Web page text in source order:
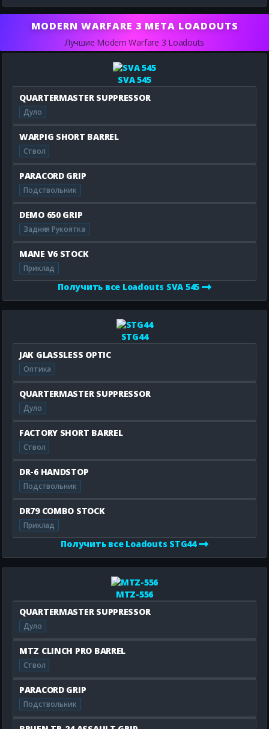
MODERN WARFARE 3 META LOADOUTS
Лучшие Modern Warfare 3 Loadouts
SVA 545
QUARTERMASTER SUPPRESSOR
Дуло
WARPIG SHORT BARREL
Ствол
PARACORD GRIP
Подствольник
DEMO 650 GRIP
Задняя Рукоятка
MANE V6 STOCK
Приклад
Получить все Loadouts SVA 545
STG44
JAK GLASSLESS OPTIC
Оптика
QUARTERMASTER SUPPRESSOR
Дуло
FACTORY SHORT BARREL
Ствол
DR-6 HANDSTOP
Подствольник
DR79 COMBO STOCK
Приклад
Получить все Loadouts STG44
MTZ-556
QUARTERMASTER SUPPRESSOR
Дуло
MTZ CLINCH PRO BARREL
Ствол
PARACORD GRIP
Подствольник